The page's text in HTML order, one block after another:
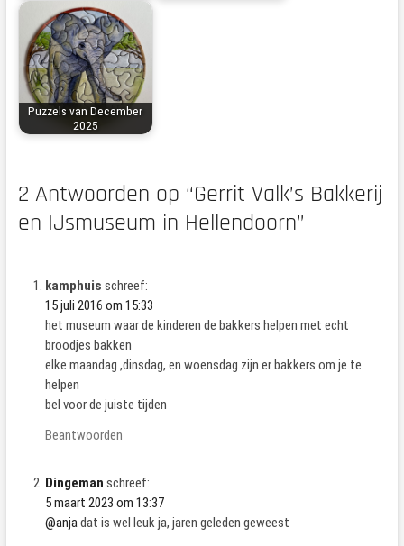
Puzzels van December
2025
2 Antwoorden op “Gerrit Valk’s Bakkerij
en IJsmuseum in Hellendoorn”
kamphuis schreef:
15 juli 2016 om 15:33
het museum waar de kinderen de bakkers helpen met echt
broodjes bakken
elke maandag ,dinsdag, en woensdag zijn er bakkers om je te
helpen
bel voor de juiste tijden
Beantwoorden
Dingeman schreef:
5 maart 2023 om 13:37
@anjadat is wel leuk ja, jaren geleden geweest